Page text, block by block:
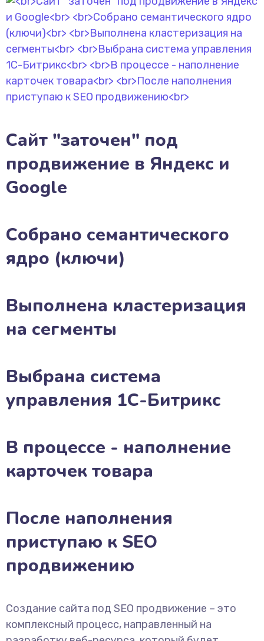
Сайт "заточен" под
продвижение в Яндекс и
Google
Собрано семантического
ядро (ключи)
Выполнена кластеризация
на сегменты
Выбрана система
управления 1С-Битрикс
В процессе - наполнение
карточек товара
После наполнения
приступаю к SEO
продвижению
Создание сайта под SEO продвижение – это
комплексный процесс, направленный на